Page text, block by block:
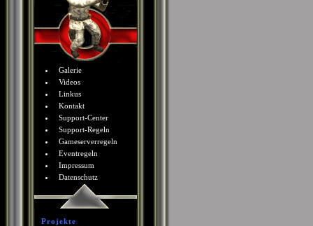
Galerie
Videos
Linkus
Kontakt
Support-Center
Support-Regeln
Gameserverregeln
Eventregeln
Impressum
Datenschutz
Projekte